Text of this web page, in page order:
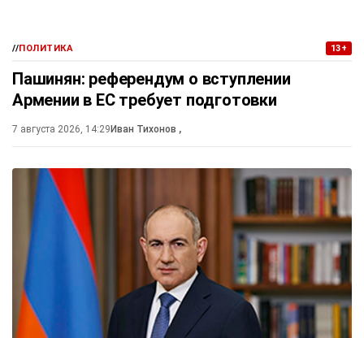
//ПОЛИТИКА 13+
Пашинян: референдум о вступлении
Армении в ЕС требует подготовки
7 августа 2026, 14:29 Иван Тихонов ,